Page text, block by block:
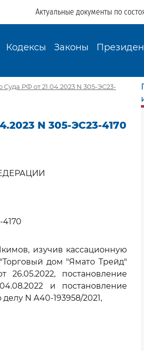
Актуальные документы по
Кодексы Законы
РФ от 21.04.2023 N 305-ЭС23-
N 305-ЭС23-4170
4170
изучив кассационную
дом "Ямато Трейд"
постановление
и постановление
N А40-193958/2021,